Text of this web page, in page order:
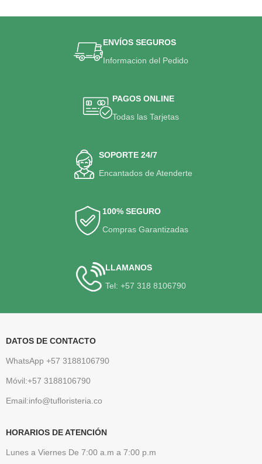
ENVÍOS SEGUROS
Informacion del Pedido
PAGOS ONLINE
Todas las Tarjetas
SOPORTE 24/7
Encantados de Atenderte
100% SEGURO
Compras Garantizadas
LLAMANOS
Tel: +57 318 8106790
DATOS DE CONTACTO
WhatsApp +57 3188106790
Móvil:+57 3188106790
Email:info@tufloristeria.co
HORARIOS DE ATENCIÓN
Lunes a Viernes De 7:00 a.m a 7:00 p.m